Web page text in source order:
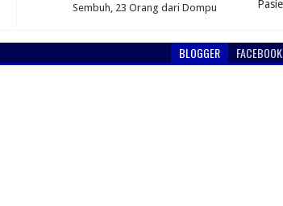
Sembuh, 23 Orang dari Dompu
BLOGGER FACEBOOK